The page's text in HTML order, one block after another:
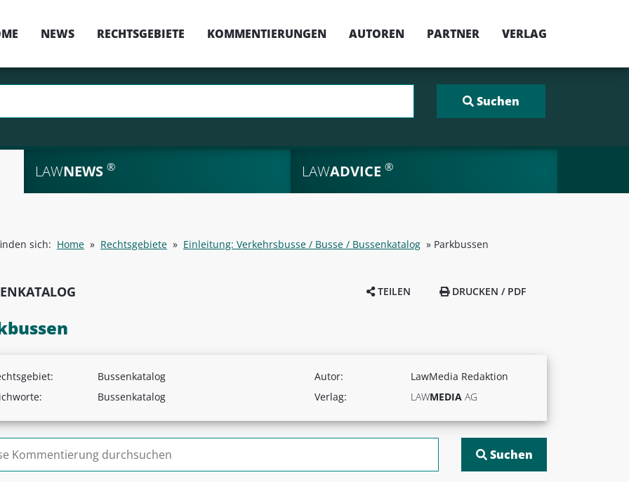
NEWS RECHTSGEBIETE KOMMENTIERUNGEN AUTOREN PARTNER VERLAG
LAWNEWS ® LAWADVICE ®
sich: Home » Rechtsgebiete » Einleitung: Verkehrsbusse / Busse / Bussenkatalog » Parkbussen
TEILEN DRUCKEN / PDF
Bussenkatalog
Bussenkatalog
Autor:
LawMedia Redaktion
Verlag:
LAWMEDIA AG